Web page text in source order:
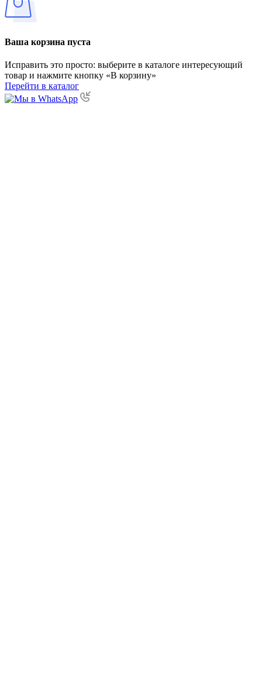
Ваша корзина пуста
Исправить это просто: выберите в каталоге интересующий
товар и нажмите кнопку «В корзину»
Перейти в каталог